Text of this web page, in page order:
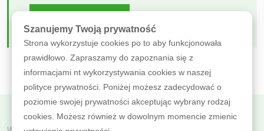
Szanujemy Twoją prywatność
Strona wykorzystuje cookies po to aby funkcjonowała
prawidłowo. Zapraszamy do zapoznania się z
informacjami nt wykorzystywania cookies w naszej
polityce prywatności. Poniżej możesz zadecydować o
poziomie swojej prywatności akceptując wybrany rodzaj
cookies. Możesz również w dowolnym momencie zmienic